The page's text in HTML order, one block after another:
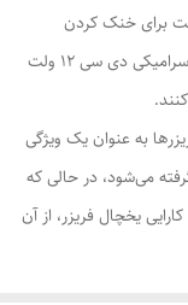
با پروانه های فلزی و ولتاژ کاری 220 ولت برای خنک کردن
استفاده می‌کنند، در حالی که برخی دیگر از فن های سرامیکی دی سی 12 ولت
به عنوان یک ویژگی
می‌شود، در حالی که
یخچال فریزر، از آن